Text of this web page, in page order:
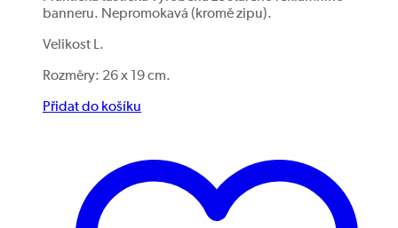
banneru. Nepromokavá (kromě zipu).
Velikost L.
Rozměry: 26 x 19 cm.
Přidat do košíku